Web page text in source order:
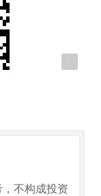
不构成投资